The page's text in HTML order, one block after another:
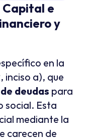
Capital e
y
inciso a), que
deudas para
social. Esta
mediante la
carecen de